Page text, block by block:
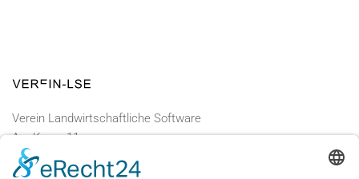
Verein Landwirtschaftliche Software
Am Kamp 11
D - 24783 Osterrönfeld